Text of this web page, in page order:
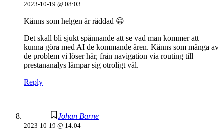
2023-10-19 @ 08:03
Känns som helgen är räddad 😀
Det skall bli sjukt spännande att se vad man kommer att
kunna göra med AI de kommande åren. Känns som många av
de problem vi löser här, från navigation via routing till
prestananalys lämpar sig otroligt väl.
Reply
Johan Barne
2023-10-19 @ 14:04